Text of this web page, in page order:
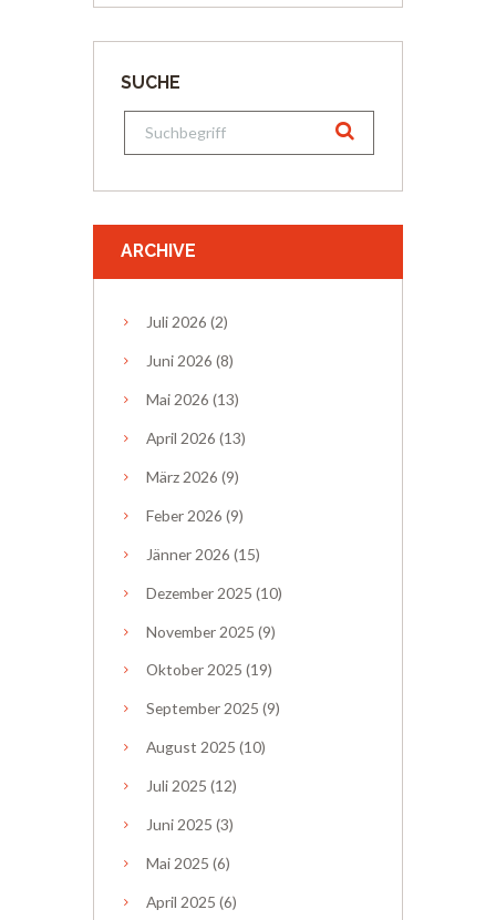
SUCHE
ARCHIVE
Juli 2026 (2)
Juni 2026 (8)
Mai 2026 (13)
April 2026 (13)
März 2026 (9)
Feber 2026 (9)
Jänner 2026 (15)
Dezember 2025 (10)
November 2025 (9)
Oktober2025 (19)
September 2025 (9)
August 2025 (10)
Juli 2025 (12)
Juni 2025 (3)
Mai 2025 (6)
April 2025 (6)